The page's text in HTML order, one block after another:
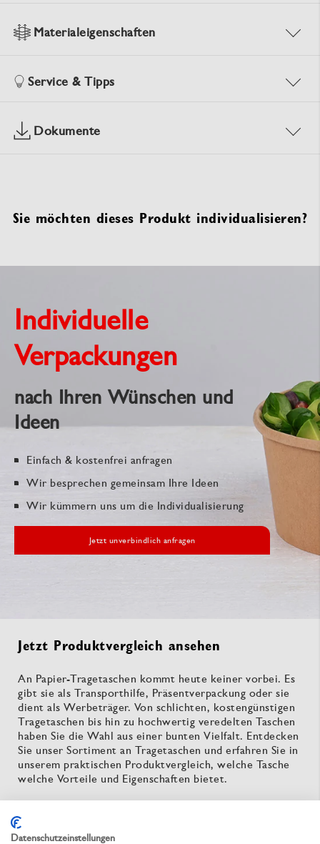
Materialeigenschaften
Service & Tipps
Dokumente
Sie möchten dieses Produkt individualisieren?
Individuelle
Verpackungen
nach Ihren Wünschen und
Ideen
Einfach & kostenfrei anfragen
Wir besprechen gemeinsam Ihre Ideen
Wir kümmern uns um die Individualisierung
Jetzt unverbindlich anfragen
Jetzt Produktvergleich ansehen
An Papier-Tragetaschen kommt heute keiner vorbei. Es
gibt sie als Transporthilfe, Präsentverpackung oder sie
dient als Werbeträger. Von schlichten, kostengünstigen
Tragetaschen bis hin zu hochwertig veredelten Taschen
haben Sie die Wahl aus einer bunten Vielfalt. Entdecken
Sie unser Sortiment an Tragetaschen und erfahren Sie in
unserem praktischen Produktvergleich, welche Tasche
welche Vorteile und Eigenschaften bietet.
Datenschutzeinstellungen